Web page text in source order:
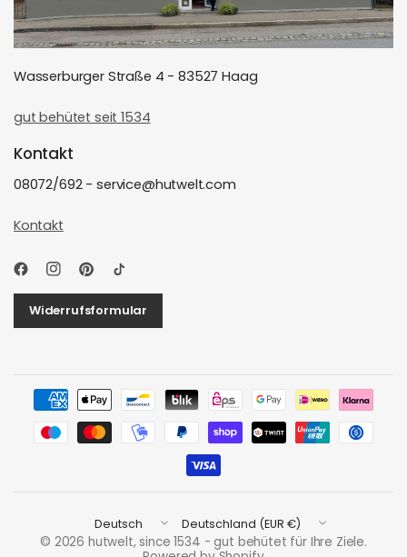
Wasserburger Straße 4 - 83527 Haag
gut behütet seit 1534
Kontakt
08072/692 - service@hutwelt.com
Kontakt
Widerrufsformular
Land/Region
aktualisieren
Land/Region
aktualisieren
© 2026 hutwelt, since 1534 - gut behütet für Ihre Ziele.